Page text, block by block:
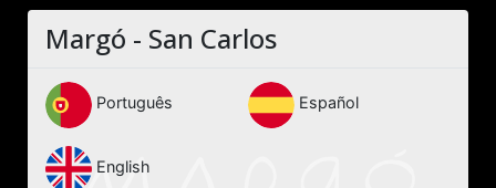
Margó - San Carlos
Português Español
English